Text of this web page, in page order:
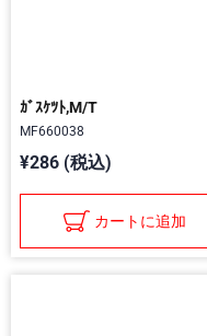
ｶﾞｽｹﾂﾄ,M/T
MF660038
¥286 (税込)
カートに追加